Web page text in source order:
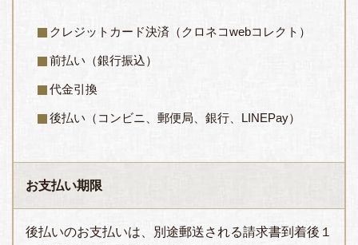
クレジットカード決済（クロネコwebコレクト）
前払い（銀行振込）
代金引換
後払い（コンビニ、郵便局、銀行、LINEPay）
お支払い期限
後払いのお支払いは、別途郵送される請求書到着後１